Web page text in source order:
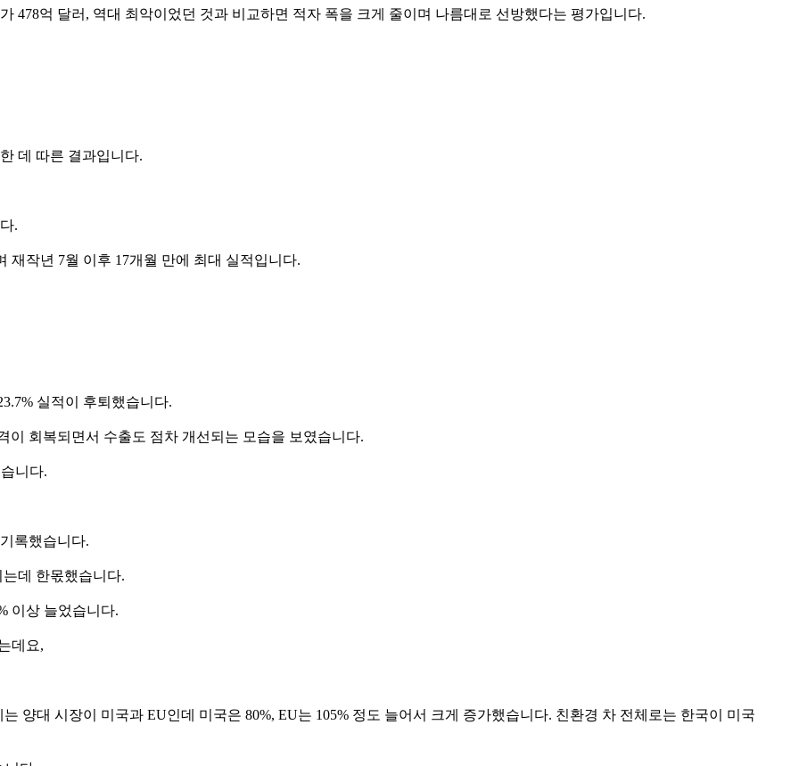
478억 달러, 역대 최악이었던 것과 비교하면 적자 폭을 크게 줄이며 나름대로 선방했다는 평가입니다.
데 따른 결과입니다.
.
재작년 7월 이후 17개월 만에 최대 실적입니다.
실적이 후퇴했습니다.
이 회복되면서 수출도 점차 개선되는 모습을 보였습니다.
니다.
록했습니다.
데 한몫했습니다.
이상 늘었습니다.
데요,
양대 시장이 미국과 EU인데 미국은 80%, EU는 105% 정도 늘어서 크게 증가했습니다. 친환경 차 전체로는 한국이 미국